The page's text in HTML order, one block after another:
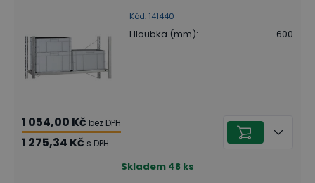
Kód: 141440
Hloubka (mm): 600
1 054,00 Kč bez DPH
1 275,34 Kč s DPH
Skladem 48 ks